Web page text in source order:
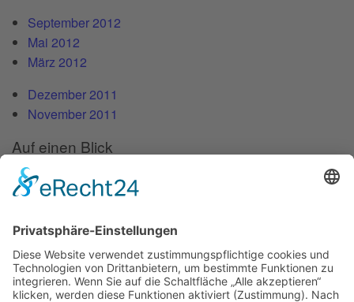
September 2012
Mai 2012
März 2012
Dezember 2011
November 2011
Auf einen Blick
Forschung
Musikalien-Leihmaterial
Publikationen
Links